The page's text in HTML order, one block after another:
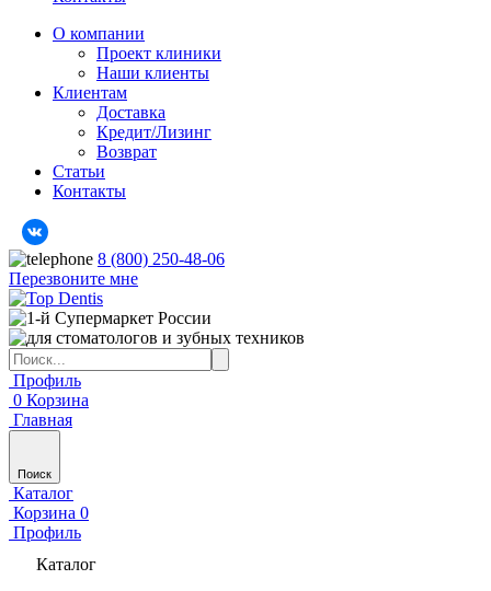
О компании
Проект клиники
Наши клиенты
Клиентам
Доставка
Кредит/Лизинг
Возврат
Статьи
Контакты
8 (800) 250-48-06
Перезвоните мне
Профиль
0 Корзина
Главная
Поиск
Каталог
Корзина 0
Профиль
Каталог